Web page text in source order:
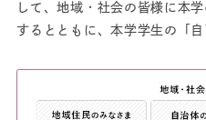
して、地域・社会の皆様に本
するとともに、本学学生の「